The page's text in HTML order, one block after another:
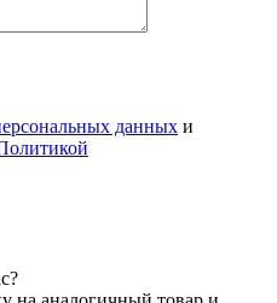
данных и